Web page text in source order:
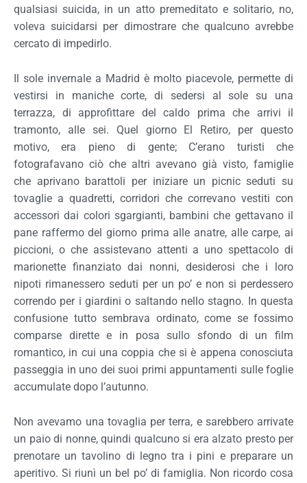
qualsiasi suicida, in un atto premeditato e solitario, no,
voleva suicidarsi per dimostrare che qualcuno avrebbe
cercato di impedirlo.
Il sole invernale a Madrid è molto piacevole, permette di
vestirsi in maniche corte, di sedersi al sole su una
terrazza, di approfittare del caldo prima che arrivi il
tramonto, alle sei. Quel giorno El Retiro, per questo
motivo, era pieno di gente; C’erano turisti che
fotografavano ciò che altri avevano già visto, famiglie
che aprivano barattoli per iniziare un picnic seduti su
tovaglie a quadretti, corridori che correvano vestiti con
accessori dai colori sgargianti, bambini che gettavano il
pane raffermo del giorno prima alle anatre, alle carpe, ai
piccioni, o che assistevano attenti a uno spettacolo di
marionette finanziato dai nonni, desiderosi che i loro
nipoti rimanessero seduti per un po’ e non si perdessero
correndo per i giardini o saltando nello stagno. In questa
confusione tutto sembrava ordinato, come se fossimo
comparse dirette e in posa sullo sfondo di un film
romantico, in cui una coppia che si è appena conosciuta
passeggia in uno dei suoi primi appuntamenti sulle foglie
accumulate dopo l’autunno.
Non avevamo una tovaglia per terra, e sarebbero arrivate
un paio di nonne, quindi qualcuno si era alzato presto per
prenotare un tavolino di legno tra i pini e preparare un
aperitivo. Si riunì un bel po’ di famiglia. Non ricordo cosa